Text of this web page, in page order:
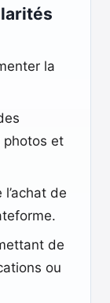
la
photos et
l’achat de
de
ou